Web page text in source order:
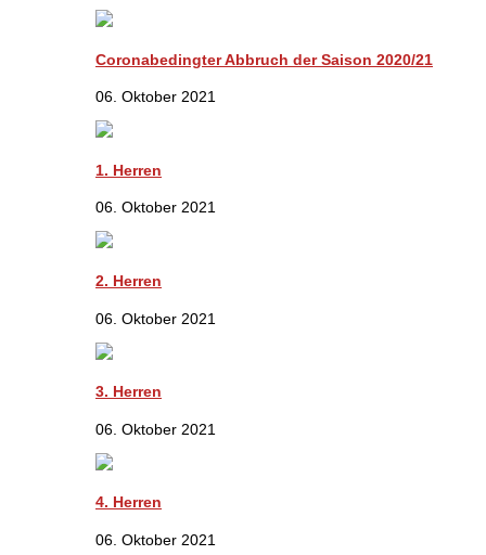
Coronabedingter Abbruch der Saison 2020/21
06. Oktober 2021
1. Herren
06. Oktober 2021
2. Herren
06. Oktober 2021
3. Herren
06. Oktober 2021
4. Herren
06. Oktober 2021